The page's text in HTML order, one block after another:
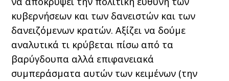
κυβερνήσεων και των δανειστών και των
δανειζόμενων κρατών. Αξίζει να δούμε
αναλυτικά τι κρύβεται πίσω από τα
βαρύγδουπα αλλά επιφανειακά
συμπεράσματα αυτών των κειμένων (την